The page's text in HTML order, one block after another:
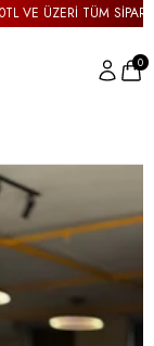
VE ÜZERİ TÜM
0